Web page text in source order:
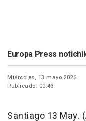
Europa Press
Miércoles, 13 mayo 2026
Publicado: 00:43
Santiago 13 May.